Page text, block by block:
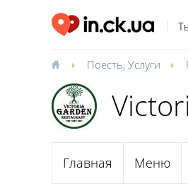
Поесть, Услуги
Главная Меню